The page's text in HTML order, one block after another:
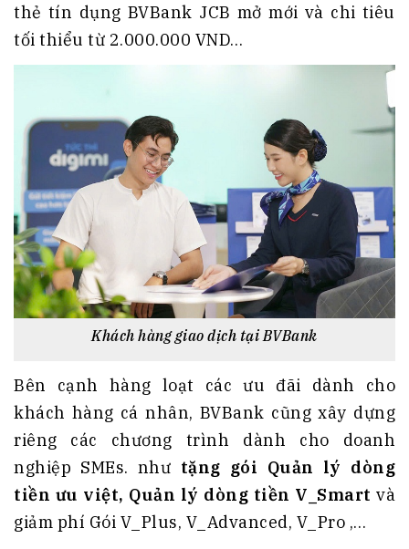
thẻ tín dụng BVBank JCB mở mới và chi tiêu
tối thiểu từ 2.000.000 VND…
Khách hàng giao dịch tại BVBank
Bên cạnh hàng loạt các ưu đãi dành cho
khách hàng cá nhân, BVBank cũng xây dựng
riêng các chương trình dành cho doanh
nghiệp SMEs. như tặng gói Quản lý dòng
tiền ưu việt, Quản lý dòng tiền V_Smart và
giảm phí Gói V_Plus, V_Advanced, V_Pro ,…